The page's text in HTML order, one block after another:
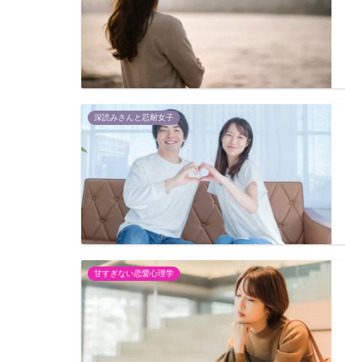
深読みさんと忍耐女子
甘すぎない恋愛心理学